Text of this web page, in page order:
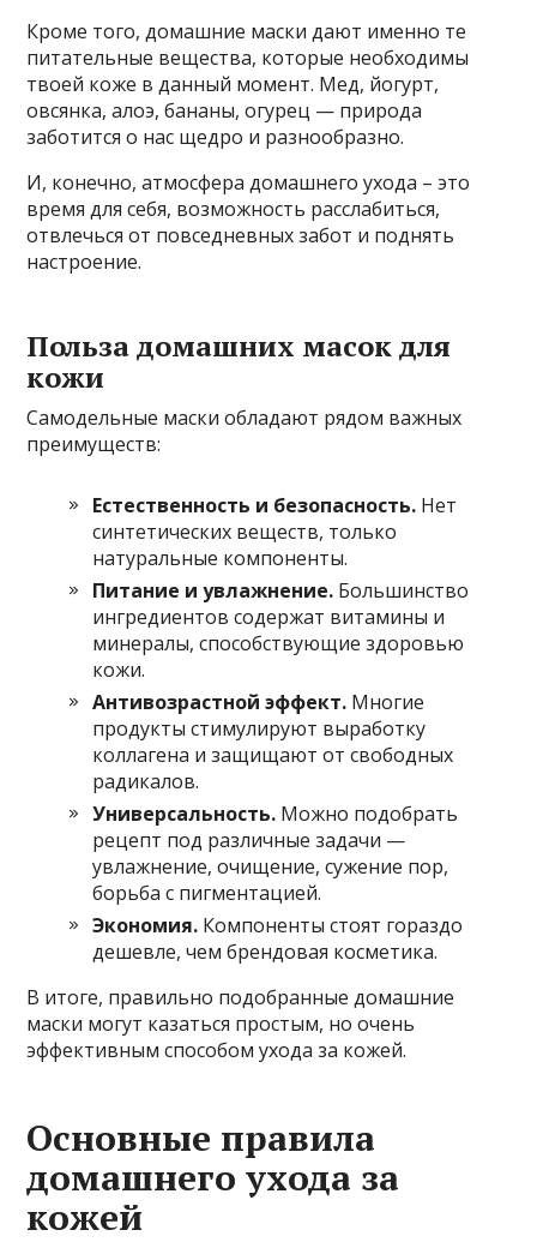
Кроме того, домашние маски дают именно те
питательные вещества, которые необходимы
твоей коже в данный момент. Мед, йогурт,
овсянка, алоэ, бананы, огурец — природа
заботится о нас щедро и разнообразно.
И, конечно, атмосфера домашнего ухода – это
время для себя, возможность расслабиться,
отвлечься от повседневных забот и поднять
настроение.
Польза домашних масок для
кожи
Самодельные маски обладают рядом важных
преимуществ:
Естественность и безопасность. Нет
синтетических веществ, только
натуральные компоненты.
Питание и увлажнение. Большинство
ингредиентов содержат витамины и
минералы, способствующие здоровью
кожи.
Антивозрастной эффект. Многие
продукты стимулируют выработку
коллагена и защищают от свободных
радикалов.
Универсальность. Можно подобрать
рецепт под различные задачи —
увлажнение, очищение, сужение пор,
борьба с пигментацией.
Экономия. Компоненты стоят гораздо
дешевле, чем брендовая косметика.
В итоге, правильно подобранные домашние
маски могут казаться простым, но очень
эффективным способом ухода за кожей.
Основные правила
домашнего ухода за
кожей